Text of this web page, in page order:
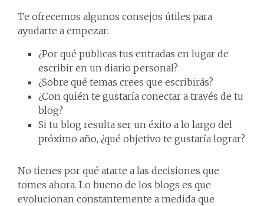
Te ofrecemos algunos consejos útiles para
ayudarte a empezar:
¿Por qué publicas tus entradas en lugar de
escribir en un diario personal?
¿Sobre qué temas crees que escribirás?
¿Con quién te gustaría conectar a través de tu
blog?
Si tu blog resulta ser un éxito a lo largo del
próximo año, ¿qué objetivo te gustaría lograr?
No tienes por qué atarte a las decisiones que
tomes ahora. Lo bueno de los blogs es que
evolucionan constantemente a medida que